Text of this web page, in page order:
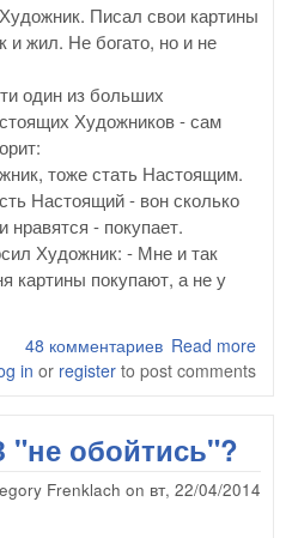
Писал свои картины
и жил. Не богато, но и не
один из больших
Художников - сам
тоже стать Настоящим.
Настоящий - вон сколько
нравятся - покупает.
Художник: - Мне и так
картины покупают, а не у
Read more
48 комментариев
in or register to post comments
"не обойтись"?
Frenklach on вт, 22/04/2014